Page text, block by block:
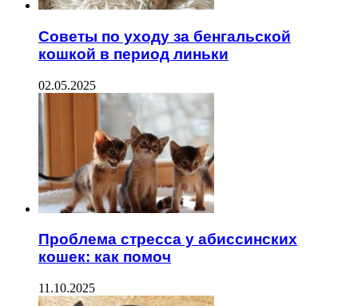
Советы по уходу за бенгальской
кошкой в период линьки
02.05.2025
Проблема стресса у абиссинских
кошек: как помоч
11.10.2025